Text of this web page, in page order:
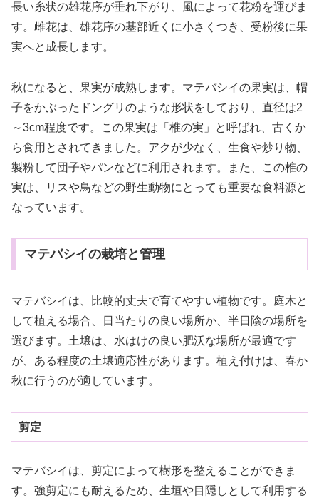
長い糸状の雄花序が垂れ下がり、風によって花粉を運びま
す。雌花は、雄花序の基部近くに小さくつき、受粉後に果
実へと成長します。
秋になると、果実が成熟します。マテバシイの果実は、帽
子をかぶったドングリのような形状をしており、直径は2
～3cm程度です。この果実は「椎の実」と呼ばれ、古くか
ら食用とされてきました。アクが少なく、生食や炒り物、
製粉して団子やパンなどに利用されます。また、この椎の
実は、リスや鳥などの野生動物にとっても重要な食料源と
なっています。
マテバシイの栽培と管理
マテバシイは、比較的丈夫で育てやすい植物です。庭木と
して植える場合、日当たりの良い場所か、半日陰の場所を
選びます。土壌は、水はけの良い肥沃な場所が最適です
が、ある程度の土壌適応性があります。植え付けは、春か
秋に行うのが適しています。
剪定
マテバシイは、剪定によって樹形を整えることができま
す。強剪定にも耐えるため、生垣や目隠しとして利用する